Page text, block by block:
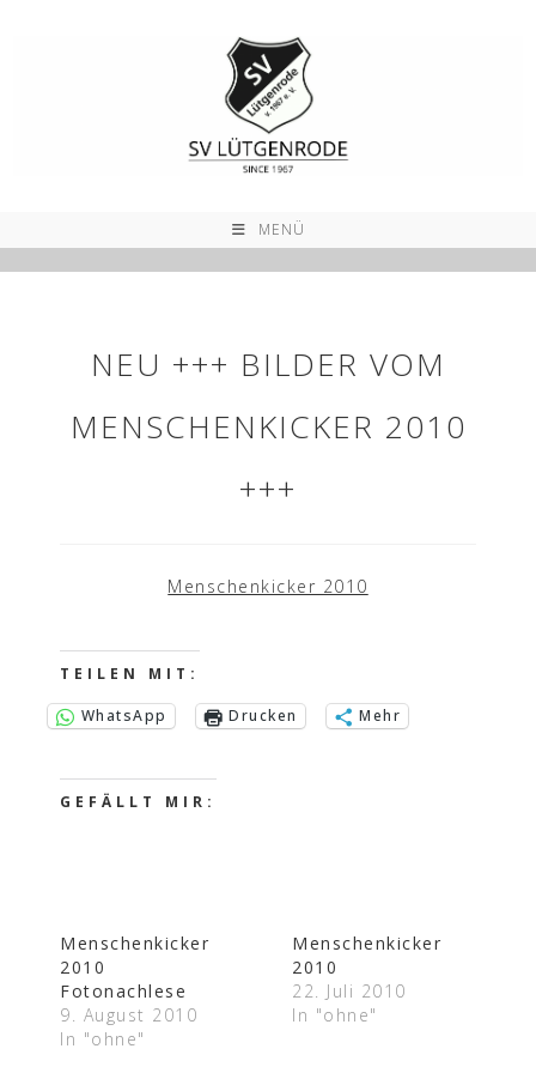
MENÜ
NEU +++ BILDER VOM
MENSCHENKICKER 2010
+++
Menschenkicker 2010
TEILEN MIT:
WhatsApp Drucken Mehr
GEFÄLLT MIR:
Menschenkicker
2010
Fotonachlese
9. August 2010
In "ohne"
Menschenkicker
2010
22. Juli 2010
In "ohne"